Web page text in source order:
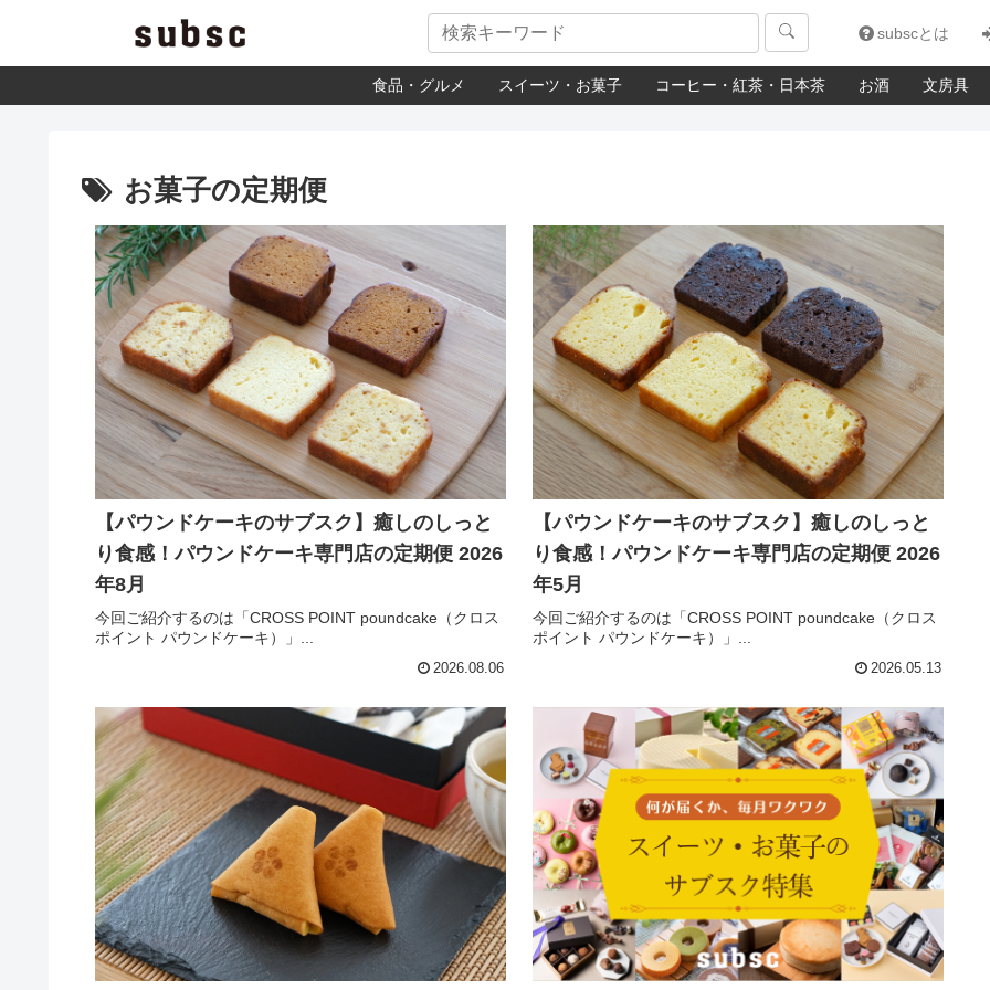
subscとは
食品・グルメ スイーツ・お菓子 コーヒー・紅茶・日本茶 お酒 文房具
お菓子の定期便
【パウンドケーキのサブスク】癒しのしっと
り食感！パウンドケーキ専門店の定期便 2026
年8月
今回ご紹介するのは「CROSS POINT poundcake（クロス
ポイント パウンドケーキ）」...
2026.08.06
【パウンドケーキのサブスク】癒しのしっと
り食感！パウンドケーキ専門店の定期便 2026
年5月
今回ご紹介するのは「CROSS POINT poundcake（クロス
ポイント パウンドケーキ）」...
2026.05.13